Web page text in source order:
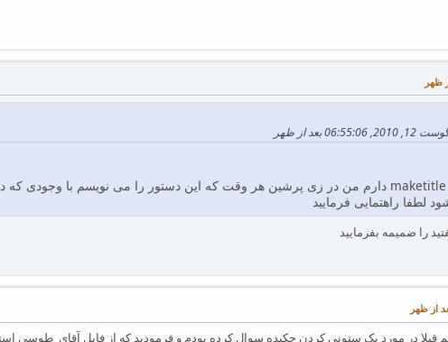
لطفا راهتمایی فرمایید
را ضمیمه بفرمایید
در مورد یک ستونی کردن چکیده سوال کرده بودم و فرمودید که از فایل آقای طوسی